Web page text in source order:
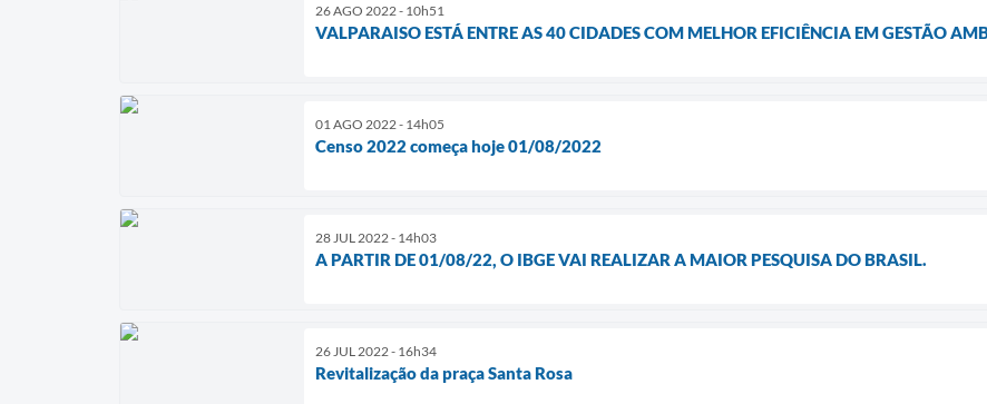
26 AGO 2022 - 10h51
VALPARAISO ESTÁ ENTRE AS 40 CIDADES COM MELHOR EFICIÊNCIA EM GESTÃO
01 AGO 2022 - 14h05
Censo 2022 começa hoje 01/08/2022
28 JUL 2022 - 14h03
A PARTIR DE 01/08/22, O IBGE VAI REALIZAR A MAIOR PESQUISA DO BRASIL.
26 JUL 2022 - 16h34
Revitalização da praça Santa Rosa